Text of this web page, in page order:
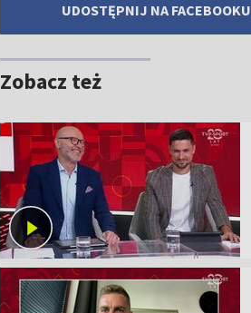
UDOSTĘPNIJ NA FACEBOOKU
Zobacz też